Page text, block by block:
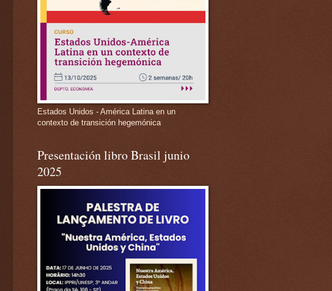
Estados Unidos - América Latina en un
contexto de transición hegemónica
Presentación libro Brasil junio
2025